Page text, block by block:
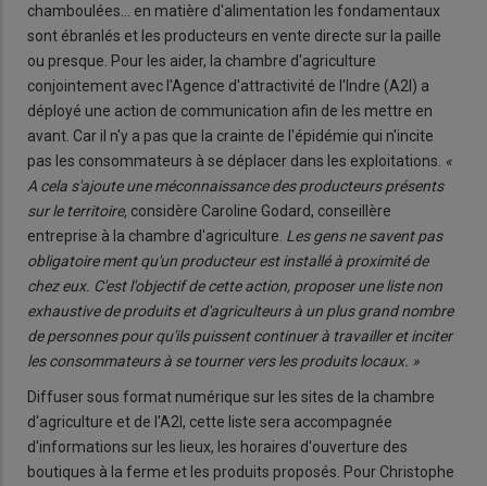
chamboulées… en matière d'alimentation les fondamentaux
sont ébranlés et les producteurs en vente directe sur la paille
ou presque. Pour les aider, la chambre d'agriculture
conjointement avec l'Agence d'attractivité de l'Indre (A2I) a
déployé une action de communication afin de les mettre en
avant. Car il n'y a pas que la crainte de l'épidémie qui n'incite
pas les consommateurs à se déplacer dans les exploitations. «
A cela s'ajoute une méconnaissance des producteurs présents
sur le territoire, considère Caroline Godard, conseillère
entreprise à la chambre d'agriculture. Les gens ne savent pas
obligatoire ment qu'un producteur est installé à proximité de
chez eux. C'est l'objectif de cette action, proposer une liste non
exhaustive de produits et d'agriculteurs à un plus grand nombre
de personnes pour qu'ils puissent continuer à travailler et inciter
les consommateurs à se tourner vers les produits locaux. »
Diffuser sous format numérique sur les sites de la chambre
d'agriculture et de l'A2I, cette liste sera accompagnée
d'informations sur les lieux, les horaires d'ouverture des
boutiques à la ferme et les produits proposés. Pour Christophe